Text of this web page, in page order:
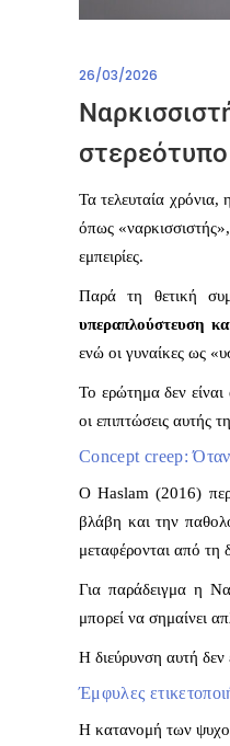
26/03/2026
στερεότυπο
Τα τελευταία χρόνια,
όπως
εμπειρίες.
Παρά τη θετική
υπεραπλούστευση
ενώ οι γυναίκες ως
Το ερώτημα δεν είναι
οι επιπτώσεις αυτής
Concept creep: Όταν
Ο Haslam (2016)
βλάβη και την
μεταφέρονται από τη
Για παράδειγμα η
μπορεί να σημαίνει
Η διεύρυνση αυτή δεν
Έμφυλες
Η κατανομή των